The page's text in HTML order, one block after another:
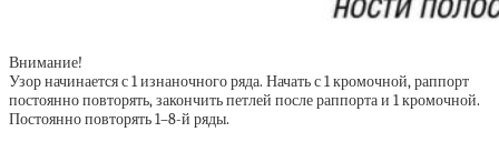
Внимание!
Узор начинается с 1 изнаночного ряда. Начать с 1 кромочной, раппорт
постоянно повторять, закончить петлей после раппорта и 1 кромочной.
Постоянно повторять 1–8-й ряды.